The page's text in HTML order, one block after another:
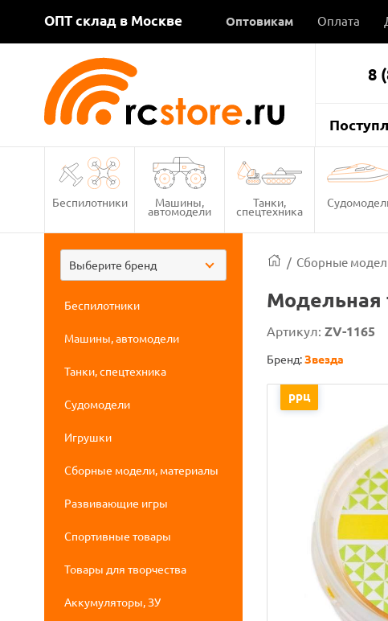
ОПТ склад в Москве Оптовикам Оплата
8
Беспилотники Машины,
автомодели
Танки,
спецтехника
Выберите бренд
Беспилотники
Машины, автомодели
Танки, спецтехника
Судомодели
Игрушки
Сборные модели, материалы
Развивающие игры
Спортивные товары
Товары для творчества
Аккумуляторы, ЗУ
/ Сборные
Модельная
Артикул: ZV-1165
Бренд:Звезда
ррц